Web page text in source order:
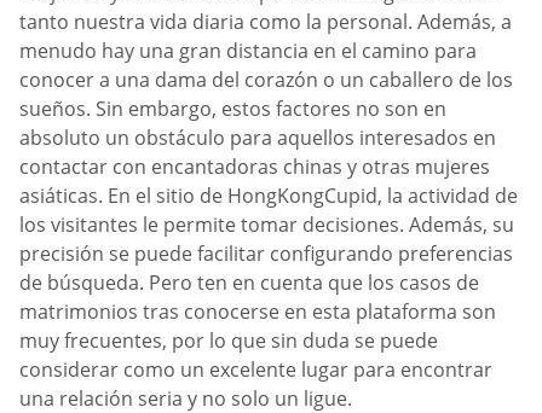
tanto nuestra vida diaria como la personal. Además, a
menudo hay una gran distancia en el camino para
conocer a una dama del corazón o un caballero de los
sueños. Sin embargo, estos factores no son en
absoluto un obstáculo para aquellos interesados en
contactar con encantadoras chinas y otras mujeres
asiáticas. En el sitio de HongKongCupid, la actividad de
los visitantes le permite tomar decisiones. Además, su
precisión se puede facilitar configurando preferencias
de búsqueda. Pero ten en cuenta que los casos de
matrimonios tras conocerse en esta plataforma son
muy frecuentes, por lo que sin duda se puede
considerar como un excelente lugar para encontrar
una relación seria y no solo un ligue.